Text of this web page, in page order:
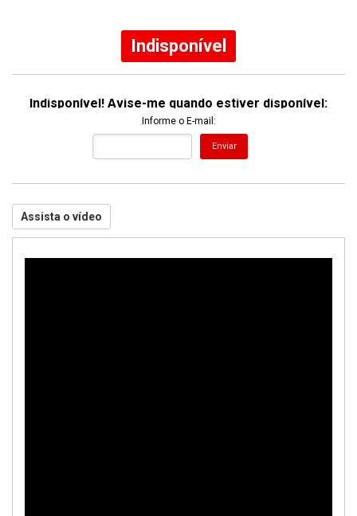
Indisponível
Indisponível! Avise-me quando estiver disponível:
Informe o E-mail:
Enviar
Assista o vídeo